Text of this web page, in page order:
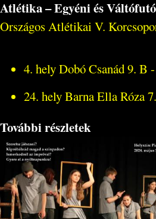
Atlétika – Egyéni és
Országos Atlétikai V.
4. hely Dobó Csanád 9. B
24. hely Barna Ella Róza
További részletek